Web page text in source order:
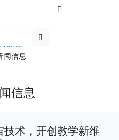
Home
闻信息
信息
术，开创教学新维